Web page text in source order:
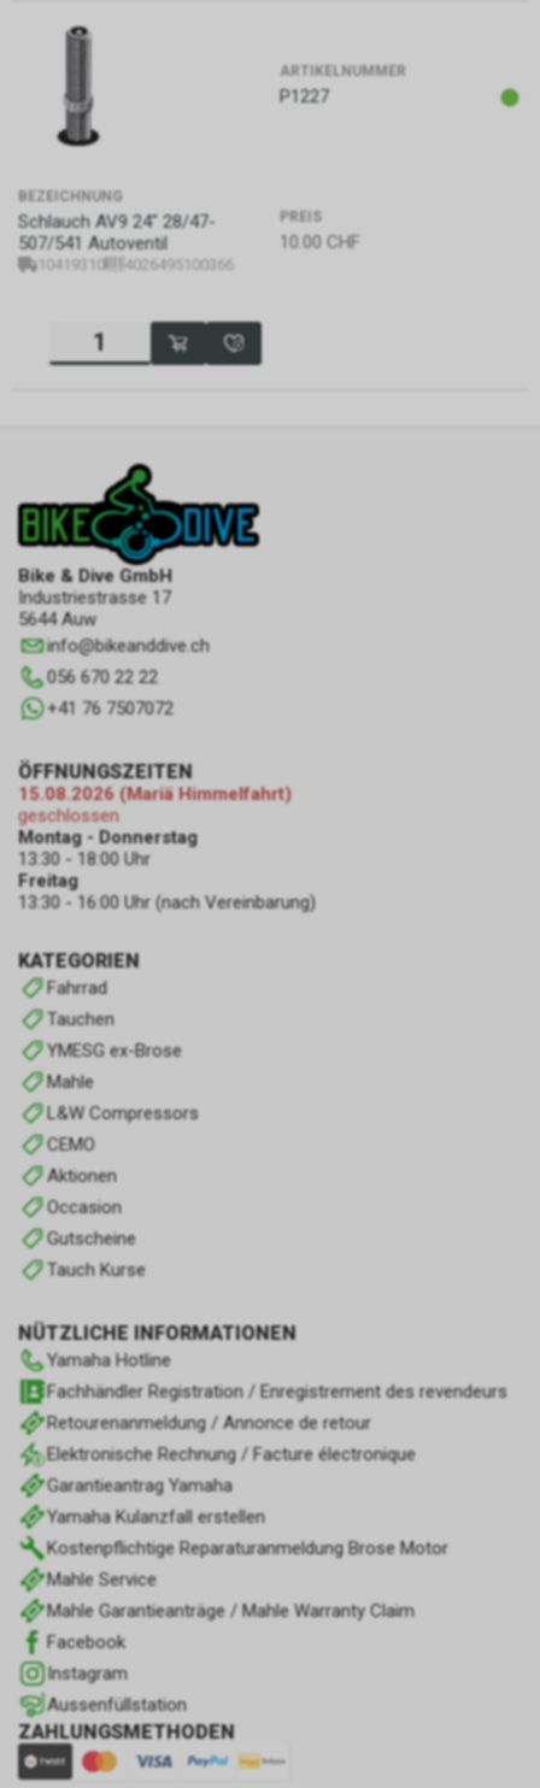
ARTIKELNUMMER
P1227
BEZEICHNUNG
Schlauch AV9 24" 28/47-
507/541 Autoventil
10419310 4026495100366
PREIS
10.00 CHF
Bike & Dive GmbH
Industriestrasse 17
5644 Auw
info@bikeanddive.ch
056 670 22 22
+41 76 7507072
KATEGORIEN
Fahrrad
Tauchen
YMESG ex-Brose
Mahle
L&W Compressors
CEMO
Aktionen
Occasion
Gutscheine
Tauch Kurse
NÜTZLICHE INFORMATIONEN
Yamaha Hotline
Fachhändler Registration / Enregistrement des revendeurs
Retourenanmeldung / Annonce de retour
Elektronische Rechnung / Facture électronique
Garantieantrag Yamaha
Yamaha Kulanzfall erstellen
Kostenpflichtige Reparaturanmeldung Brose Motor
Mahle Service
Mahle Garantieanträge / Mahle Warranty Claim
Facebook
Instagram
Aussenfüllstation
ZAHLUNGSMETHODEN
ÖFFNUNGSZEITEN
15.08.2026 (Mariä Himmelfahrt)
geschlossen
Montag - Donnerstag
13:30 - 18:00 Uhr
Freitag
13:30 - 16:00 Uhr (nach Vereinbarung)